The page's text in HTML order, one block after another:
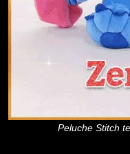
Peluche Stitch